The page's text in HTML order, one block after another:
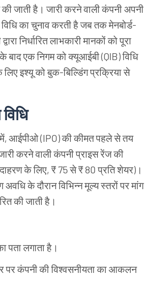
कीजातीहै। जारीकरनेवालीकंपनीअपनी
विधिकाचुनावकरतीहैजबतकमेनबोर्ड-
द्वारानिर्धारितलाभकारीमानकोंकोपूरा
बादएकनिगमकोक्यूआईबी(QIB)विधि
लिएइश्यूकोबुक-बिल्डिंगप्रक्रियासे
विधि
में, आईपीओ(IPO)कीकीमतपहलेसेतय
करनेवालीकंपनीप्राइसरेंजकी
केलिए, ₹ 75से₹ 80प्रतिशेयर) ।
अवधिकेदौरानविभिन्नमूल्यस्तरोंपरमांग
कीजातीहै।
पतालगाताहै।
परकंपनीकीविश्वसनीयताकाआकलन